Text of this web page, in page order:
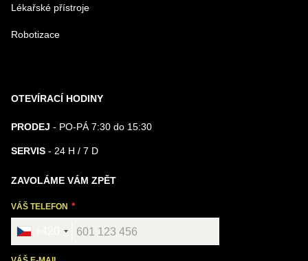
Lékařské přístroje
Robotizace
OTEVÍRACÍ HODINY
PRODEJ - PO-PÁ 7:30 do 15:30
SERVIS - 24 H / 7 D
ZAVOLÁME VÁM ZPĚT
VÁŠ TELEFON